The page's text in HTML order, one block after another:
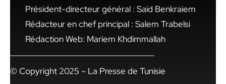
Président-directeur général : Said Benkraiem
Rédacteur en chef principal : Salem Trabelsi
Rédaction Web: Mariem Khdimmallah
© Copyright 2025 – La Presse de Tunisie